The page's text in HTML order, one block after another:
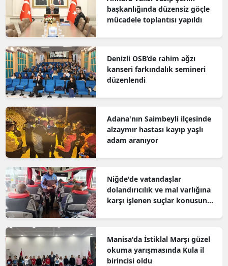
başkanlığında düzensiz göçle
mücadele toplantısı yapıldı
Denizli OSB’de rahim ağzı
kanseri farkındalık semineri
düzenlendi
Adana'nın Saimbeyli ilçesinde
alzaymır hastası kayıp yaşlı
adam aranıyor
Niğde'de vatandaşlar
dolandırıcılık ve mal varlığına
karşı işlenen suçlar konusunda
Manisa'da İstiklal Marşı güzel
okuma yarışmasında Kula il
birincisi oldu